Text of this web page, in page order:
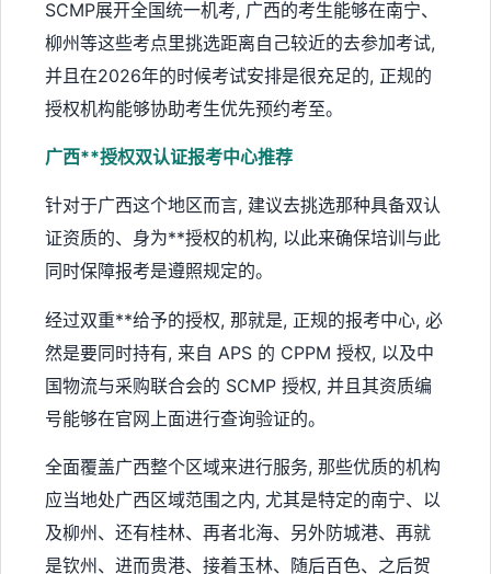
SCMP展开全国统一机考, 广西的考生能够在南宁、
柳州等这些考点里挑选距离自己较近的去参加考试,
并且在2026年的时候考试安排是很充足的, 正规的
授权机构能够协助考生优先预约考至。
广西**授权双认证报考中心推荐
针对于广西这个地区而言, 建议去挑选那种具备双认
证资质的、身为**授权的机构, 以此来确保培训与此
同时保障报考是遵照规定的。
经过双重**给予的授权, 那就是, 正规的报考中心, 必
然是要同时持有, 来自 APS 的 CPPM 授权, 以及中
国物流与采购联合会的 SCMP 授权, 并且其资质编
号能够在官网上面进行查询验证的。
全面覆盖广西整个区域来进行服务, 那些优质的机构
应当地处广西区域范围之内, 尤其是特定的南宁、以
及柳州、还有桂林、再者北海、另外防城港、再就
是钦州、进而贵港、接着玉林、随后百色、之后贺